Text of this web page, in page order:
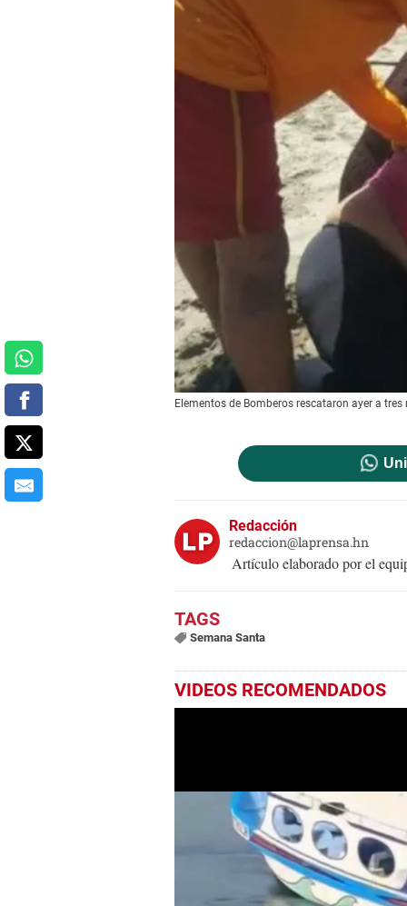
Elementos de Bomberos rescataron ayer a
Redacción
redaccion@laprensa.hn
Artículo elaborado por el
Semana Santa
VIDEOS RECOMENDADOS